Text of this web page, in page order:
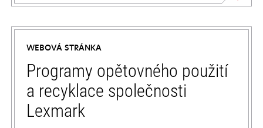
opens
in
new
tab
WEBOVÁ STRÁNKA
Programy opětovného použití
a recyklace společnosti
Lexmark